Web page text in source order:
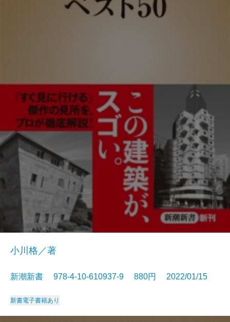
小川格／著
新潮新書 978-4-10-610937-9 880円 2022/01/15
新書電子書籍あり